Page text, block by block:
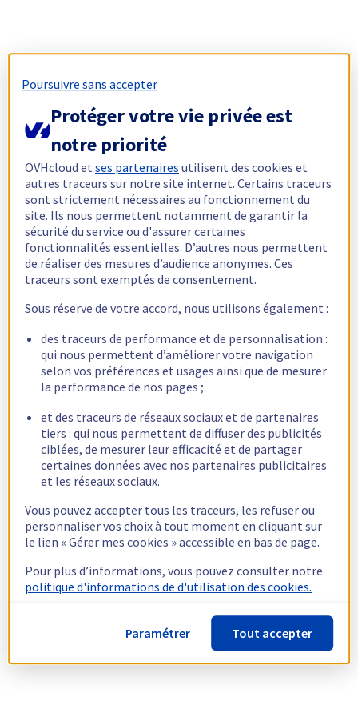
Poursuivre sans accepter
Protéger votre vie privée est
notre priorité
OVHcloud etses partenaires utilisent des cookies et
autres traceurs sur notre site internet. Certains traceurs
sont strictement nécessaires au fonctionnement du
site. Ils nous permettent notamment de garantir la
sécurité du service ou d'assurer certaines
fonctionnalités essentielles. D’autres nous permettent
de réaliser des mesures d’audience anonymes. Ces
traceurs sont exemptés de consentement.
Sous réserve de votre accord, nous utilisons également :
des traceurs de performance et de personnalisation :
qui nous permettent d’améliorer votre navigation
selon vos préférences et usages ainsi que de mesurer
la performance de nos pages ;
et des traceurs de réseaux sociaux et de partenaires
tiers : qui nous permettent de diffuser des publicités
ciblées, de mesurer leur efficacité et de partager
certaines données avec nos partenaires publicitaires
et les réseaux sociaux.
Vous pouvez accepter tous les traceurs, les refuser ou
personnaliser vos choix à tout moment en cliquant sur
le lien « Gérer mes cookies » accessible en bas de page.
Pour plus d’informations, vous pouvez consulter notre
politique d'informations de d'utilisation des cookies.
Paramétrer Tout accepter